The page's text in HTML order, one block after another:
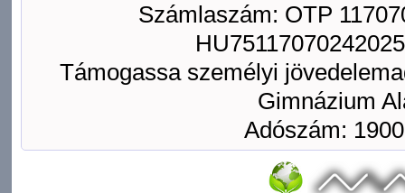
Számlaszám: OTP
Támogassa személyi
Gimnázium
Adószám: